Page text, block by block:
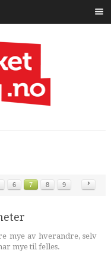
6 7 8 9 ›
mye av hverandre, selv
mye til felles.